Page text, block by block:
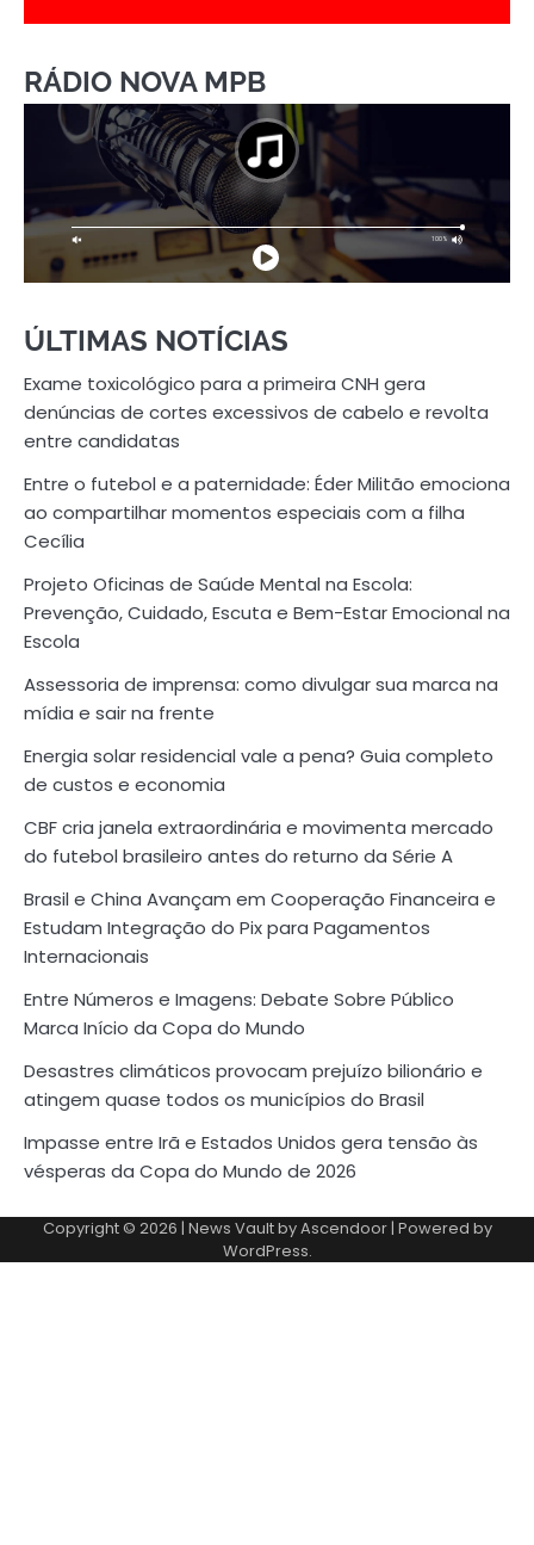
RÁDIO NOVA MPB
ÚLTIMAS NOTÍCIAS
Exame toxicológico para a primeira CNH gera
denúncias de cortes excessivos de cabelo e revolta
entre candidatas
Entre o futebol e a paternidade: Éder Militão emociona
ao compartilhar momentos especiais com a filha
Cecília
Projeto Oficinas de Saúde Mental na Escola:
Prevenção, Cuidado, Escuta e Bem-Estar Emocional na
Escola
Assessoria de imprensa: como divulgar sua marca na
mídia e sair na frente
Energia solar residencial vale a pena? Guia completo
de custos e economia
CBF cria janela extraordinária e movimenta mercado
do futebol brasileiro antes do returno da Série A
Brasil e China Avançam em Cooperação Financeira e
Estudam Integração do Pix para Pagamentos
Internacionais
Entre Números e Imagens: Debate Sobre Público
Marca Início da Copa do Mundo
Desastres climáticos provocam prejuízo bilionário e
atingem quase todos os municípios do Brasil
Impasse entre Irã e Estados Unidos gera tensão às
vésperas da Copa do Mundo de 2026
Copyright © 2026 | News Vault byAscendoor| Powered by
WordPress.